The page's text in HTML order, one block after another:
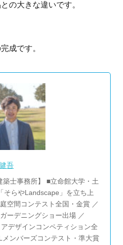
の大きな違いです。
成です。
吾
築士事務所】 ■立命館大学・土
そらやLandscape」を立ち上
空間コンテスト全国・金賞 ／
ーデニングショー出場 ／
デザインコンペティション全
ンバーズコンテスト・準大賞